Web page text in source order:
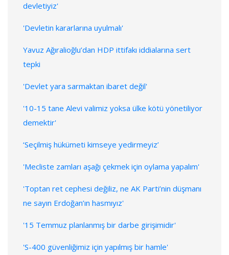
devletiyiz'
'Devletin kararlarına uyulmalı'
Yavuz Ağıralioğlu’dan HDP ittifakı iddialarına sert
tepki
'Devlet yara sarmaktan ibaret değil'
'10-15 tane Alevi valimiz yoksa ülke kötü yönetiliyor
demektir'
‘Seçilmiş hükümeti kimseye yedirmeyiz’
'Mecliste zamları aşağı çekmek için oylama yapalım'
'Toptan ret cephesi değiliz, ne AK Parti’nin düşmanı
ne sayın Erdoğan’ın hasmıyız'
'15 Temmuz planlanmış bir darbe girişimidir'
'S-400 güvenliğimiz için yapılmış bir hamle'